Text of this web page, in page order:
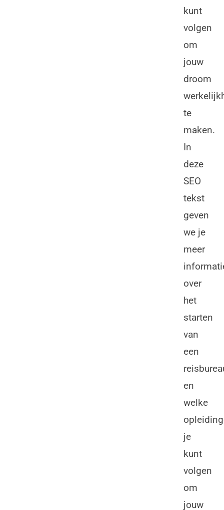
kunt
volgen
om
jouw
droom
te
maken.
In
deze
SEO
tekst
geven
we je
meer
over
het
starten
van
een
en
welke
je
kunt
volgen
om
jouw